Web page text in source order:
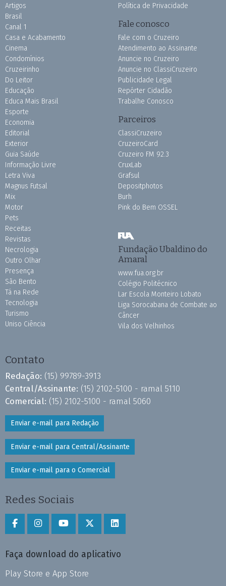
Artigos
Brasil
Canal 1
Casa e Acabamento
Cinema
Condomínios
Cruzeirinho
Do Leitor
Educação
Educa Mais Brasil
Esporte
Economia
Editorial
Exterior
Guia Saúde
Informação Livre
Letra Viva
Magnus Futsal
Mix
Motor
Pets
Receitas
Revistas
Necrologia
Outro Olhar
Presença
São Bento
Tá na Rede
Tecnologia
Turismo
Uniso Ciência
Política de Privacidade
Fale conosco
Fale com o Cruzeiro
Atendimento ao Assinante
Anuncie no Cruzeiro
Anuncie no ClassiCruzeiro
Publicidade Legal
Repórter Cidadão
Trabalhe Conosco
Parceiros
ClassiCruzeiro
CruzeiroCard
Cruzeiro FM 92.3
CruxLab
Grafsul
Depositphotos
Burh
Pink do Bem OSSEL
Fundação Ubaldino do
Amaral
www.fua.org.br
Colégio Politécnico
Lar Escola Monteiro Lobato
Liga Sorocabana de Combate ao
Câncer
Vila dos Velhinhos
Contato
Redação: (15) 99789-3913
Central/Assinante: (15) 2102-5100 - ramal 5110
Comercial: (15) 2102-5100 - ramal 5060
Enviar e-mail para Redação
Enviar e-mail para Central/Assinante
Enviar e-mail para o Comercial
Redes Sociais
Faça download do aplicativo
Play Store e App Store